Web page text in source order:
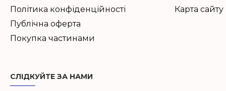
Політика конфіденційності
Публічна оферта
Покупка частинами
Карта сайту
СЛІДКУЙТЕ ЗА НАМИ